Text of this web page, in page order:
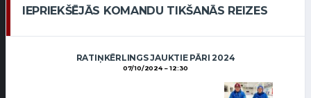
IEPRIEKŠĒJĀS KOMANDU TIKŠANĀS REIZES
RATIŅKĒRLINGS JAUKTIE PĀRI 2024
07/10/2024 12:30